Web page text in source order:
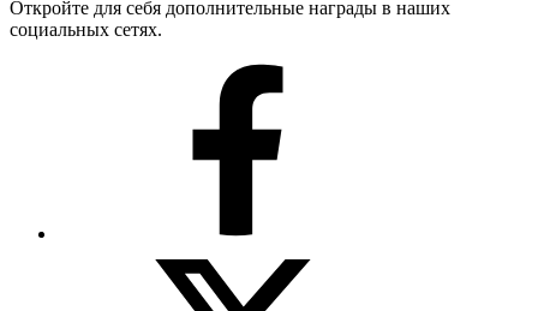
Откройте для себя дополнительные награды в наших
социальных сетях.